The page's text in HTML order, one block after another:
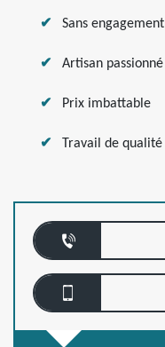
Sans engagement
Artisan passionné
Prix imbattable
Travail de qualité